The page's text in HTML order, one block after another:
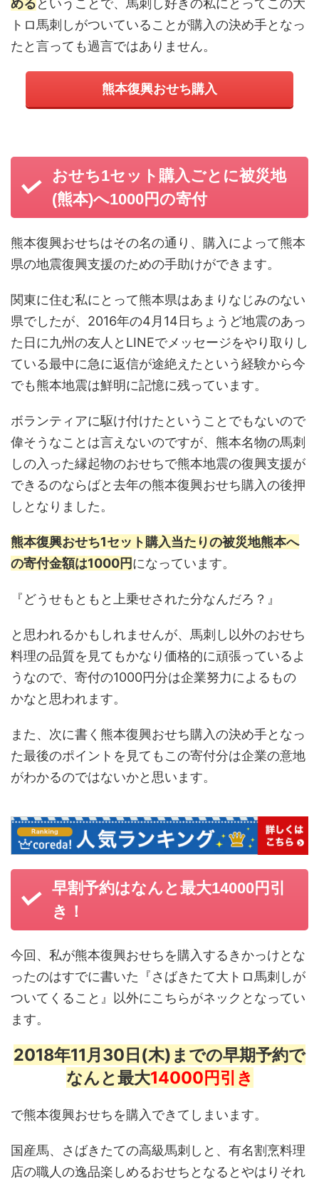
めるということで、馬刺し好きの私にとってこの大
トロ馬刺しがついていることが購入の決め手となっ
たと言っても過言ではありません。
熊本復興おせち購入
おせち1セット購入ごとに被災地
(熊本)へ1000円の寄付
熊本復興おせちはその名の通り、購入によって熊本
県の地震復興支援のための手助けができます。
関東に住む私にとって熊本県はあまりなじみのない
県でしたが、2016年の4月14日ちょうど地震のあっ
た日に九州の友人とLINEでメッセージをやり取りし
ている最中に急に返信が途絶えたという経験から今
でも熊本地震は鮮明に記憶に残っています。
ボランティアに駆け付けたということでもないので
偉そうなことは言えないのですが、熊本名物の馬刺
しの入った縁起物のおせちで熊本地震の復興支援が
できるのならばと去年の熊本復興おせち購入の後押
しとなりました。
熊本復興おせち1セット購入当たりの被災地熊本へ
の寄付金額は1000円になっています。
『どうせもともと上乗せされた分なんだろ？』
と思われるかもしれませんが、馬刺し以外のおせち
料理の品質を見てもかなり価格的に頑張っているよ
うなので、寄付の1000円分は企業努力によるもの
かなと思われます。
また、次に書く熊本復興おせち購入の決め手となっ
た最後のポイントを見てもこの寄付分は企業の意地
がわかるのではないかと思います。
早割予約はなんと最大14000円引
き！
今回、私が熊本復興おせちを購入するきかっけとな
ったのはすでに書いた『さばきたて大トロ馬刺しが
ついてくること』以外にこちらがネックとなってい
ます。
2018年11月30日(木)までの早期予約で
なんと最大14000円引き
で熊本復興おせちを購入できてしまいます。
国産馬、さばきたての高級馬刺しと、有名割烹料理
店の職人の逸品楽しめるおせちとなるとやはりそれ